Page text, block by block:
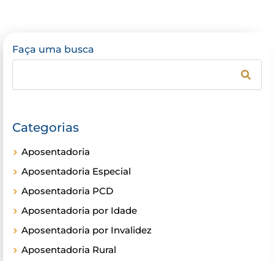
Faça uma busca
Categorias
Aposentadoria
Aposentadoria Especial
Aposentadoria PCD
Aposentadoria por Idade
Aposentadoria por Invalidez
Aposentadoria Rural